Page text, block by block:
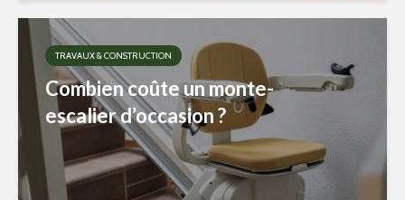
TRAVAUX & CONSTRUCTION
Combien coûte un monte-
escalier d’occasion ?